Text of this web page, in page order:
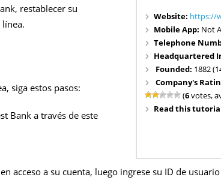
Website: https://
Mobile App: Not
Telephone
Headquartered
Founded: 1882
Company's
(6votes,
Read this
restablecer su
siga estos pasos:
Bank a través de este
acceso a su cuenta, luego ingrese su ID de